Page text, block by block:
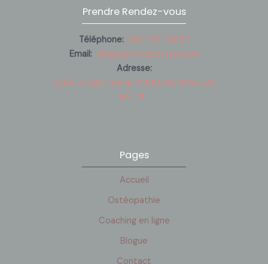
Prendre Rendez-vous
Téléphone: (514) 961-0687
Email: info@optimumosteo.com
Adresse:
4388 R. Saint-Denis #200, Montréal,QC
H2J 2L1
Pages
Accueil
Ostéopathie
Coaching en ligne
Blogue
Contact